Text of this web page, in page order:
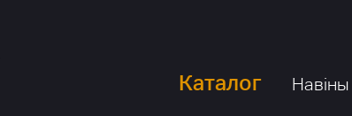
Каталог Навіны